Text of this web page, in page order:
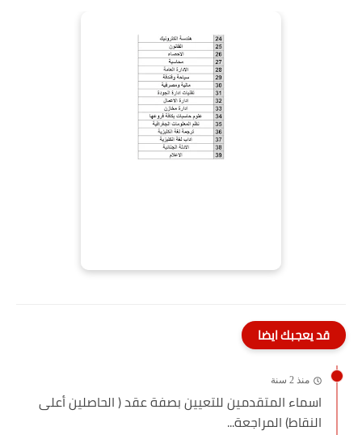
قد يعجبك ايضا
منذ 2 سنة
اسماء المتقدمين للتعيين بصفة عقد ( الحاصلين أعلى
النقاط) المراجعة...